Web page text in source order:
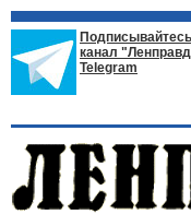
канал
Telegram